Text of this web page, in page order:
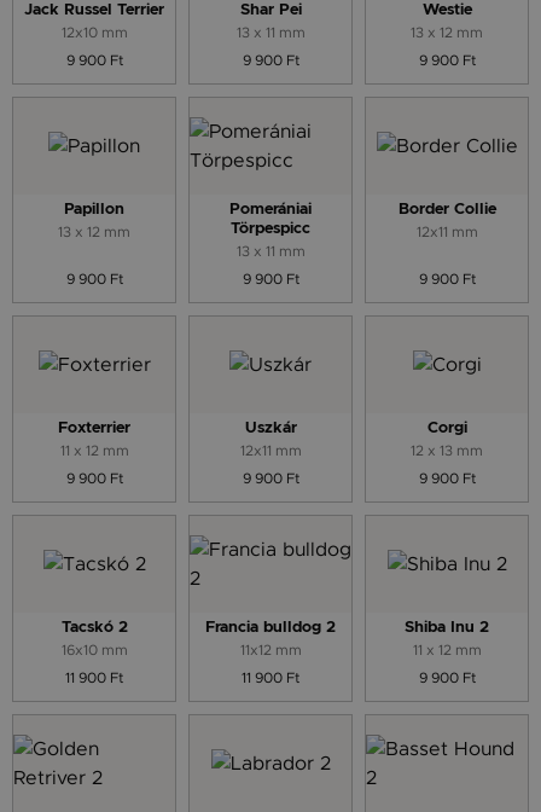
Jack Russel Terrier
12x10 mm
9 900 Ft
Shar Pei
13 x 11 mm
9 900 Ft
Westie
13 x 12 mm
9 900 Ft
Papillon
13 x 12 mm
9 900 Ft
Pomerániai
Törpespicc
13 x 11 mm
9 900 Ft
Border Collie
12x11 mm
9 900 Ft
Foxterrier
11 x 12 mm
9 900 Ft
Uszkár
12x11 mm
9 900 Ft
Corgi
12 x 13 mm
9 900 Ft
Tacskó 2
16x10 mm
11 900 Ft
Francia bulldog 2
11x12 mm
11 900 Ft
Shiba Inu 2
11 x 12 mm
9 900 Ft